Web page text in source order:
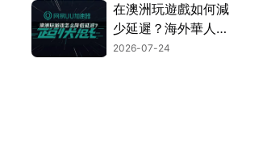
在澳洲玩遊戲如何減
少延遲？海外華人網
路優化終極攻略！
2026-07-24